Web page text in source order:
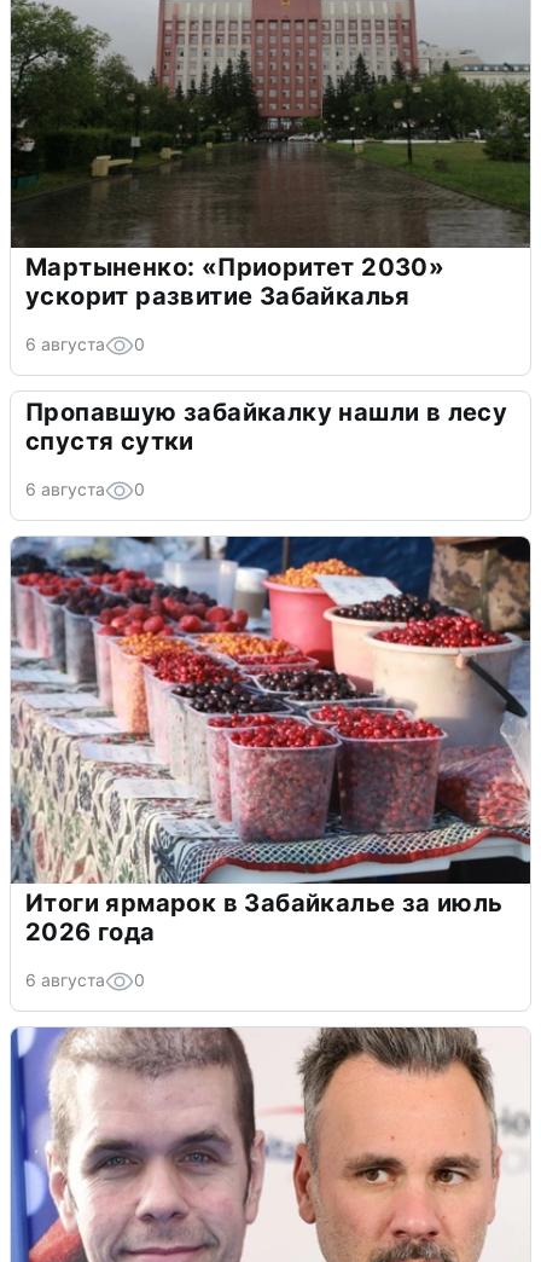
Мартыненко: «Приоритет 2030»
ускорит развитие Забайкалья
6 августа 0
Пропавшую забайкалку нашли в лесу
спустя сутки
6 августа 0
Итоги ярмарок в Забайкалье за июль
2026 года
6 августа 0